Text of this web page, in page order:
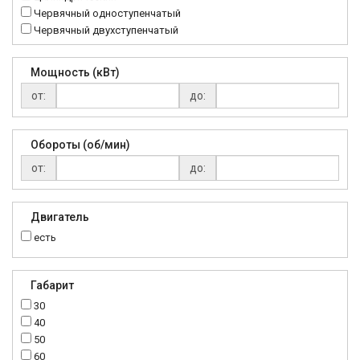
Червячный одноступенчатый
Червячный двухступенчатый
Мощность (кВт)
от:
до:
Обороты (об/мин)
от:
до:
Двигатель
есть
Габарит
30
40
50
60